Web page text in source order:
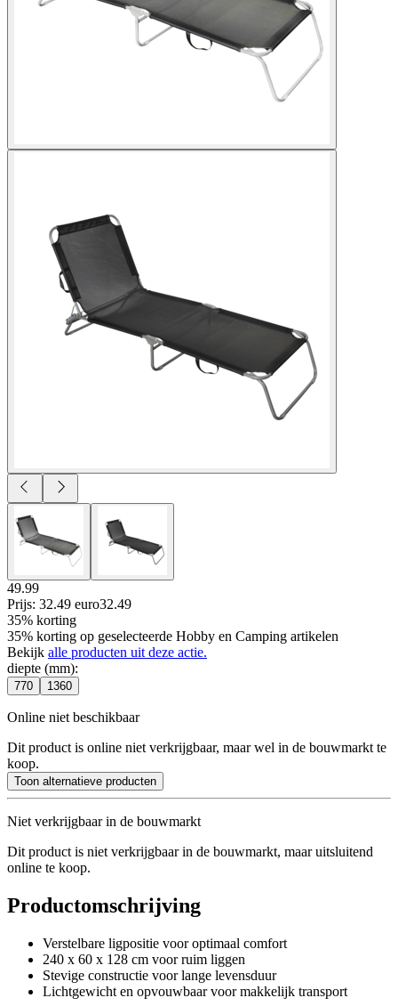
49.99
Prijs: 32.49 euro32.49
35% korting
35% korting op geselecteerde Hobby en Camping artikelen
Bekijk alle producten uit deze actie.
diepte (mm):
770 1360
Online niet beschikbaar
Dit product is online niet verkrijgbaar, maar wel in de bouwmarkt te
koop.
Toon alternatieve producten
Niet verkrijgbaar in de bouwmarkt
Dit product is niet verkrijgbaar in de bouwmarkt, maar uitsluitend
online te koop.
Productomschrijving
Verstelbare ligpositie voor optimaal comfort
240 x 60 x 128 cm voor ruim liggen
Stevige constructie voor lange levensduur
Lichtgewicht en opvouwbaar voor makkelijk transport